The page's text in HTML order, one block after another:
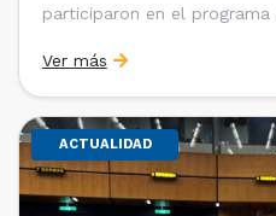
participaron en el programa
de Santiago (CCS). Entre el
diciembre realizaron su
Ver más
ACTUALIDAD